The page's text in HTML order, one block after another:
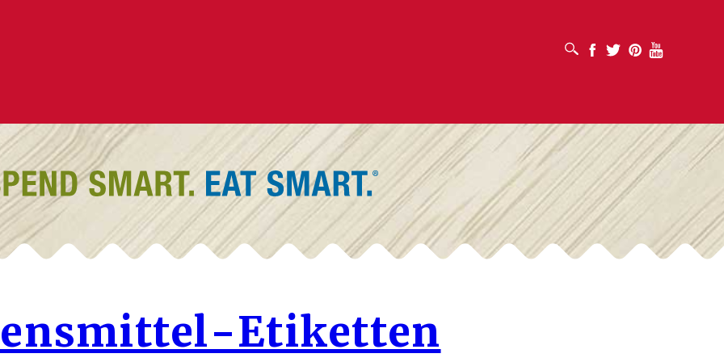
SUCHFELD ÖFFNENFacebook
Twitter PinterestYoutube
Etiketten